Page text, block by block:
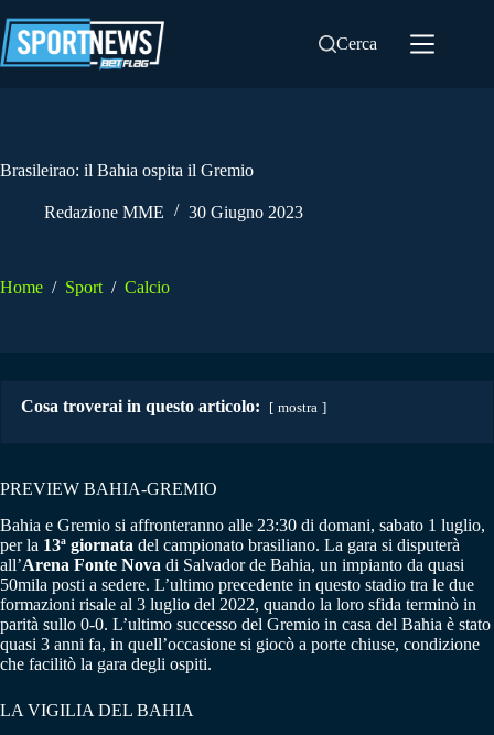
al
contenuto
Cerca
Brasileirao: il Bahia ospita il Gremio
Redazione MME 30 Giugno 2023
Home / Sport / Calcio
Cosa troverai in questo articolo: mostra
PREVIEW BAHIA-GREMIO
Bahia e Gremio si affronteranno alle 23:30 di domani, sabato 1 luglio,
per la 13ª giornata del campionato brasiliano. La gara si disputerà
all’Arena Fonte Nova di Salvador de Bahia, un impianto da quasi
50mila posti a sedere. L’ultimo precedente in questo stadio tra le due
formazioni risale al 3 luglio del 2022, quando la loro sfida terminò in
parità sullo 0-0. L’ultimo successo del Gremio in casa del Bahia è stato
quasi 3 anni fa, in quell’occasione si giocò a porte chiuse, condizione
che facilitò la gara degli ospiti.
LA VIGILIA DEL BAHIA